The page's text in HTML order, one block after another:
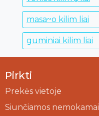
masa~o kilim liai
guminiai kilim liai
Pirkti
Prekės vietoje
Siunčiamos nemokamai